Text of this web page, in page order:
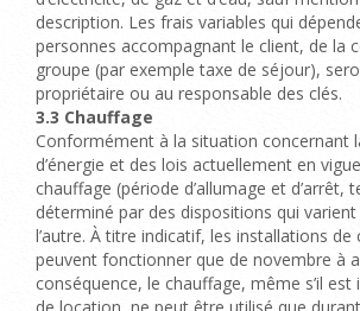
description. Les frais variables qui
personnes accompagnant le client, de la
groupe (par exemple taxe de séjour),
propriétaire ou au responsable des clés.
3.3 Chauffage
Conformément à la situation concernant
d’énergie et des lois actuellement en
chauffage (période d’allumage et d’arrêt,
déterminé par des dispositions qui varient
l’autre. À titre indicatif, les installations de
peuvent fonctionner que de novembre à
conséquence, le chauffage, même s’il est